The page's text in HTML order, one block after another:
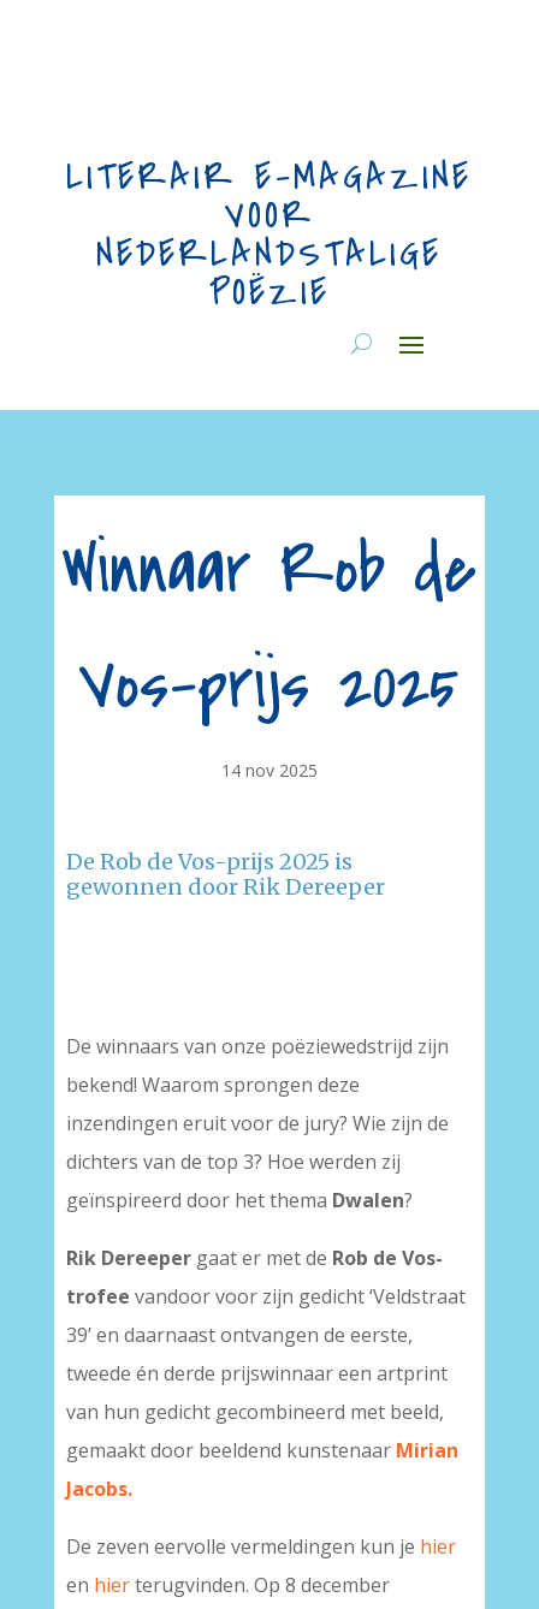
LITERAIR E-MAGAZINE
VOOR
NEDERLANDSTALIGE
POËZIE
Winnaar Rob de
Vos-prijs 2025
14 nov 2025
De Rob de Vos-prijs 2025 is
gewonnen door Rik Dereeper
De winnaars van onze poëziewedstrijd zijn
bekend! Waarom sprongen deze
inzendingen eruit voor de jury? Wie zijn de
dichters van de top 3? Hoe werden zij
geïnspireerd door het thema Dwalen?
Rik Dereepergaat er met de Rob de Vos-
trofee vandoor voor zijn gedicht ‘Veldstraat
39’ en daarnaast ontvangen de eerste,
tweede én derde prijswinnaar een artprint
van hun gedicht gecombineerd met beeld,
gemaakt door beeldend kunstenaar Mirian
Jacobs.
De zeven eervolle vermeldingen kun je hier
en hierterugvinden. Op 8 december